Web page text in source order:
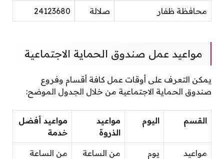
محافظة ظفار صلالة 24123680
مواعيد عمل صندوق الحماية الاجتماعية
يمكن التعرف على أوقات عمل كافة أقسام وفروع
صندوق الحماية الاجتماعية من خلال الجدول الموضح:
القسم اليوم
مواعيد
الذروة
مواعيد أفضل
خدمة
مواعيد
يوم
من الساعة
من الساعة